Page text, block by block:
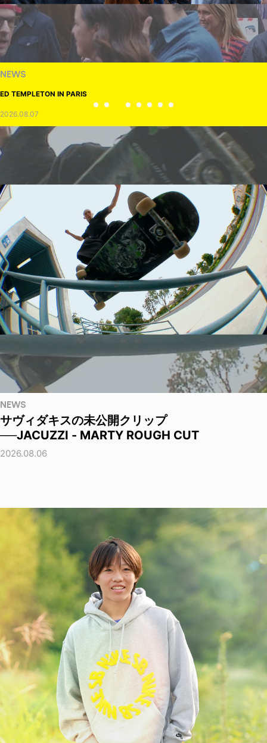
NEWS
ED TEMPLETON IN PARIS
2026.08.07
NEWS
サヴィダキスの未公開クリップ
──JACUZZI - MARTY ROUGH CUT
2026.08.06